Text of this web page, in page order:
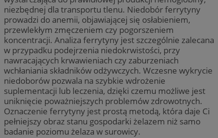
niezbędnej dla transportu tlenu. Niedobór ferrytyny
prowadzi do anemii, objawiającej się osłabieniem,
przewlekłym zmęczeniem czy pogorszeniem
koncentracji. Analiza ferrytyny jest szczególnie zalecana
w przypadku podejrzenia niedokrwistości, przy
nawracających krwawieniach czy zaburzeniach
wchłaniania składników odżywczych. Wczesne wykrycie
niedoborów pozwala na szybkie wdrożenie
suplementacji lub leczenia, dzięki czemu możliwe jest
uniknięcie poważniejszych problemów zdrowotnych.
Oznaczenie ferrytyny jest prostą metodą, która daje Ci
pełniejszy obraz stanu gospodarki żelazem niż samo
badanie poziomu żelaza w surowicy.